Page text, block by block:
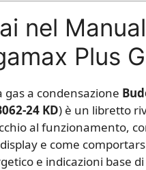
nel
Plus
a condensazione
24 KD) è un libretto
al funzionamento,
e come
e indicazioni base